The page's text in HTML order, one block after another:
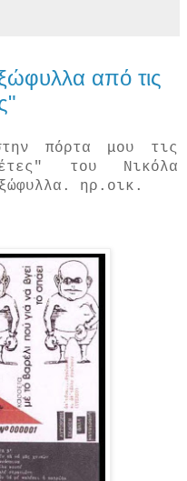
από τις
πόρτα μου τις
του Νικόλα
ηρ.οικ.